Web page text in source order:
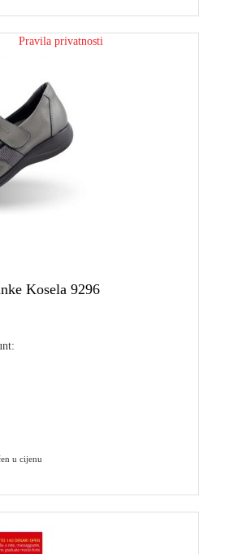
Kosela 9296
u cijenu
Pravila privatnosti